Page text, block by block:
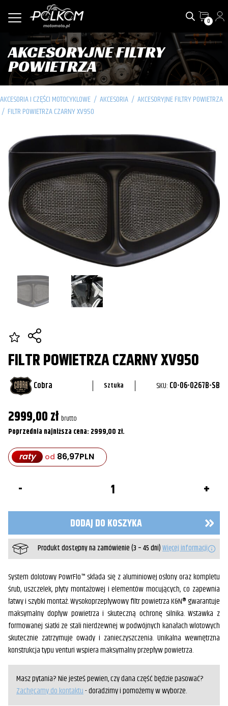
0
AKCESORYJNE FILTRY
POWIETRZA
AKCESORIA I CZĘŚCI MOTOCYKLOWE / AKCESORIA / AKCESORYJNE FILTRY POWIETRZA
/ FILTR POWIETRZA CZARNY XV950
FILTR POWIETRZA CZARNY XV950
Cobra Sztuka SKU: CO-06-0267B-SB
2999,00zł brutto
Poprzednia najniższa cena: 2999,00 zł.
raty od 86,97PLN
XV950
DODAJ DO KOSZYKA
Produkt dostępny na zamówienie (3 – 45 dni)Więcej informacji
System dolotowy PowrFlo™ składa się z aluminiowej osłony oraz kompletu
śrub, uszczelek, płyty montażowej i elementów mocujących, co zapewnia
łatwy i szybki montaż. Wysokoprzepływowy filtr powietrza K&N® gwarantuje
maksymalny dopływ powietrza i skuteczną ochronę silnika. Wstawka z
formowanej siatki ze stali nierdzewnej w podwójnych kanałach wlotowych
skutecznie zatrzymuje owady i zanieczyszczenia. Unikalna wewnętrzna
konstrukcja typu venturi wspiera maksymalny przepływ powietrza.
Masz pytania? Nie jesteś pewien, czy dana część będzie pasować?
Zachęcamy do kontaktu- doradzimy i pomożemy w wyborze.